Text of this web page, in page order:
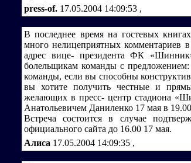
press-of. 17.05.2004 14:09:53 ,
В последнее время на гостевых
много нелицеприятных комментариев
адрес вице- президента ФК
болельщикам команды с предложением:
команды, если вы способны
вы хотите получить честные и
желающих в пресс- центр стадиона
Анатольевичем Даниленко 17 мая в
Встреча состоится в случае
официального сайта до 16.00 17 мая.
Алиса 17.05.2004 14:09:35 ,